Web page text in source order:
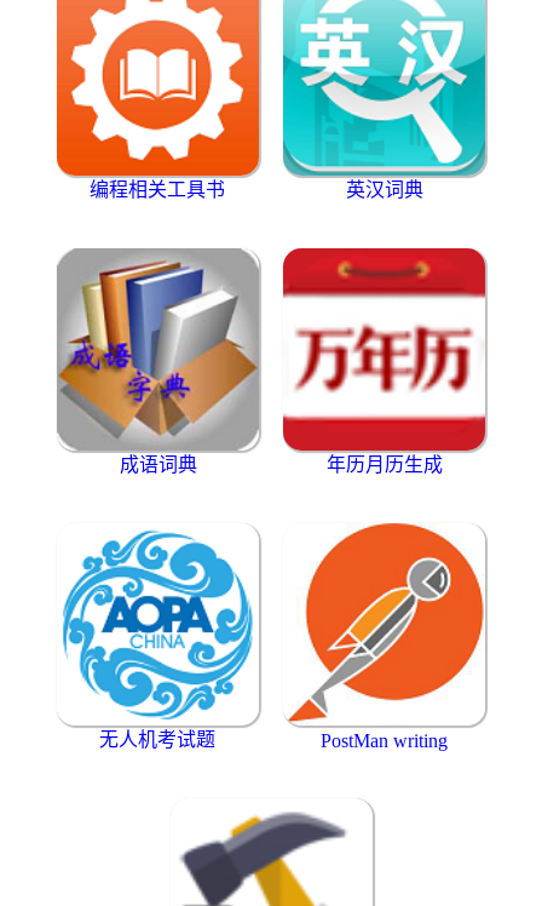
编程相关工具书 英汉词典
成语词典 年历月历生成
无人机考试题 PostMan writing